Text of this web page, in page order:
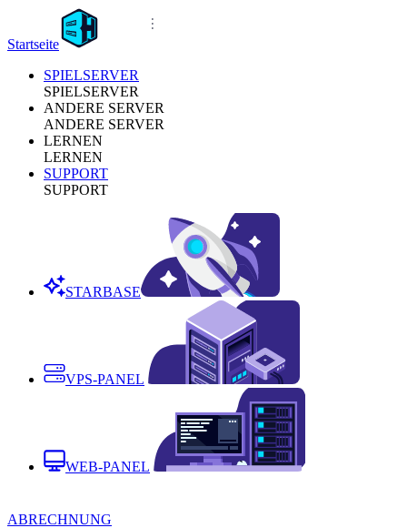
Startseite
SPIELSERVER
SPIELSERVER
ANDERE SERVER
ANDERE SERVER
LERNEN
LERNEN
SUPPORT
SUPPORT
STARBASE
VPS-PANEL
WEB-PANEL
ABRECHNUNG